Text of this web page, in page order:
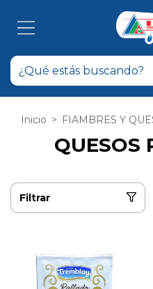
Inicio > FIAMBRES Y
QUESOS
Filtrar